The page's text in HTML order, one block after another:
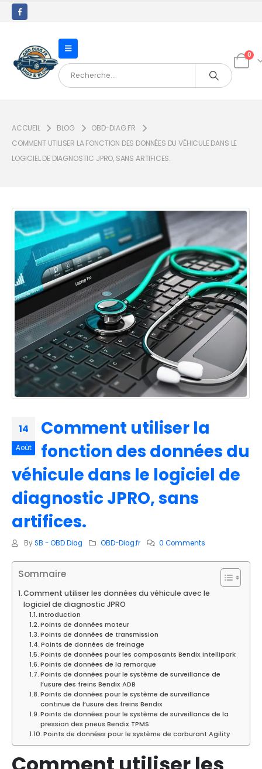
0
ACCUEIL BLOG
OBD-DIAG.FR
COMMENT UTILISER LA FONCTION DES DONNÉES DU VÉHICULE DANS LE
LOGICIEL DE DIAGNOSTIC JPRO, SANS ARTIFICES.
14
Août
Comment utiliser la
fonction des données du
véhicule dans le logiciel de
diagnostic JPRO, sans
artifices.
By SB - OBD Diag OBD-Diag.fr 0 Comments
Sommaire
Comment utiliser les données du véhicule avec le
logiciel de diagnostic JPRO
Introduction
Points de données moteur
Points de données de transmission
Points de données de freinage
Points de données pour les composants Bendix Intellipark
Points de données de la remorque
Points de données pour le système de surveillance de
l’usure des freins Bendix ADB
Points de données pour le système de surveillance
continue de l’usure des freins Bendix
Points de données pour le système de surveillance de la
pression des pneus Bendix TPMS
Points de données pour le système de carburant Agility